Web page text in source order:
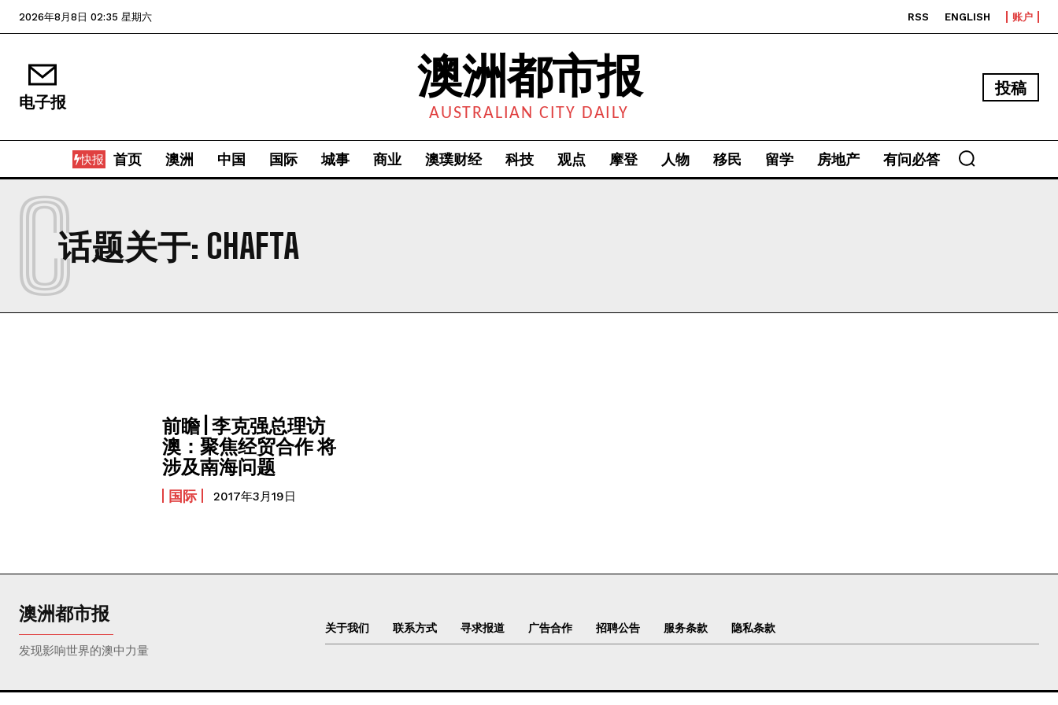
2026年8月8日 02:35 星期六 RSS ENGLISH 账户
电子报 澳洲都市报
AUSTRALIAN CITY DAILY
投稿
快报 首页 澳洲 中国 国际 城事 商业 澳璞财经 科技 观点 摩登 人物 移民 留学 房地产 有问必答
话题关于: CHAFTA
C
前瞻 | 李克强总理访
澳：聚焦经贸合作 将
涉及南海问题
国际 2017年3月19日
澳洲都市报
发现影响世界的澳中力量
关于我们 联系方式 寻求报道 广告合作 招聘公告 服务条款 隐私条款